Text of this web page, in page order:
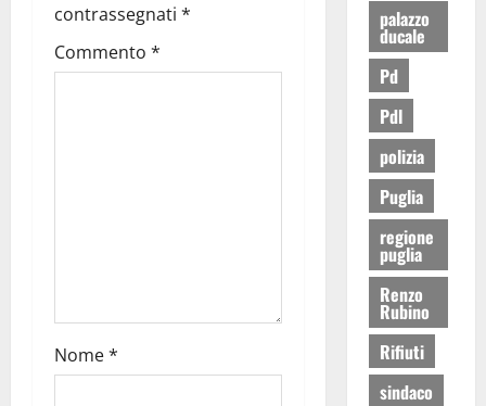
contrassegnati *
Commento *
Nome*
palazzo
ducale
Pd
Pdl
polizia
Puglia
regione
puglia
Renzo
Rubino
Rifiuti
sindaco